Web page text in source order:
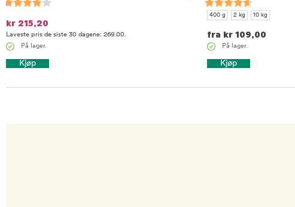
kr 215,20
Laveste pris de siste 30 dagene: 269.00.
På lager.
Kjøp
400 g 2 kg 10 kg
fra kr 109,00
På lager.
Kjøp